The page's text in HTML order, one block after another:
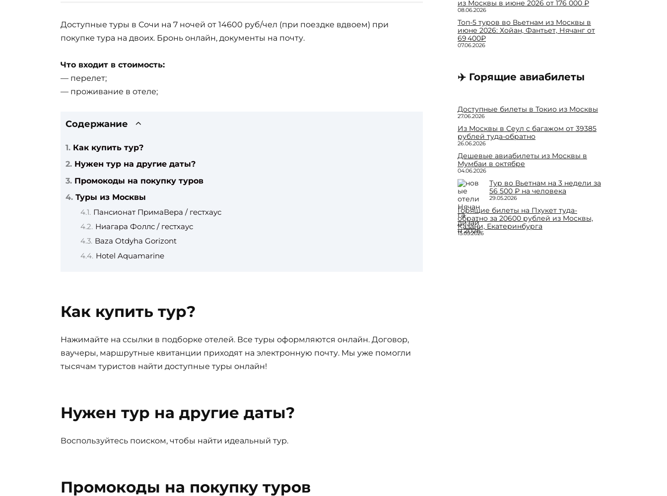
Доступные туры в Сочи на 7 ночей от 14600 руб/чел (при поездке вдвоем) при
покупке тура на двоих. Бронь онлайн, документы на почту.
Что входит в стоимость:
— перелет;
— проживание в отеле;
Содержание
Как купить тур?
Нужен тур на другие даты?
Промокоды на покупку туров
Туры из Москвы
Пансионат ПримаВера / гестхаус
Ниагара Фоллс / гестхаус
Baza Otdyha Gorizont
Hotel Aquamarine
Как купить тур?
Нажимайте на ссылки в подборке отелей. Все туры оформляются онлайн. Договор,
ваучеры, маршрутные квитанции приходят на электронную почту. Мы уже помогли
тысячам туристов найти доступные туры онлайн!
Нужен тур на другие даты?
Воспользуйтесь поиском, чтобы найти идеальный тур.
Промокоды на покупку туров
из Москвы в июне 2026 от 176 000 ₽
08.06.2026
Топ-5 туров во Вьетнам из Москвы в
июне 2026: Хойан, Фантьет, Нячанг от
69 400₽
07.06.2026
✈️ Горящие авиабилеты
Доступные билеты в Токио из Москвы
27.06.2026
Из Москвы в Сеул с багажом от 39385
рублей туда-обратно
26.06.2026
Дешевые авиабилеты из Москвы в
Мумбаи в октябре
04.06.2026
Тур во Вьетнам на 3 недели за
56 500 ₽ на человека
29.05.2026
Горящие билеты на Пхукет туда-
обратно за 20600 рублей из Москвы,
Казани, Екатеринбурга
15.05.2026